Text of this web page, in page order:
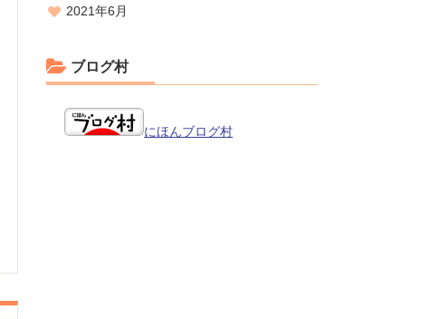
2021年6月
ブログ村
にほんブログ村